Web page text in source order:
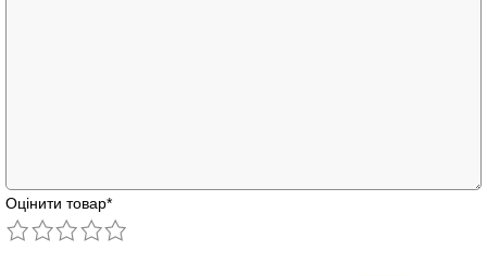
Оцінити товар*